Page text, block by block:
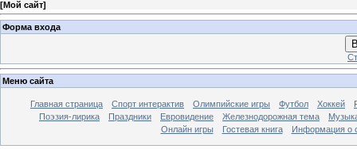
[Мой сайт]
Форма входа
Меню сайта
Главная страница Спорт интерактив Олимпийские игры Футбол Хоккей
Поэзия-лирика
Праздники Евровидение Железнодорожная тема
Онлайн игры
Гостевая книга Информация о